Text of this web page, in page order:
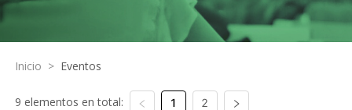
Inicio > Eventos
9 elementos en total: 1 2